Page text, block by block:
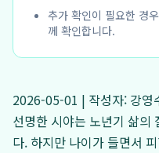
추가 확인이 필요한 경
께 확인합니다.
2026-05-01 | 작성자: 강영
선명한 시야는 노년기 삶의
다. 하지만 나이가 들면서